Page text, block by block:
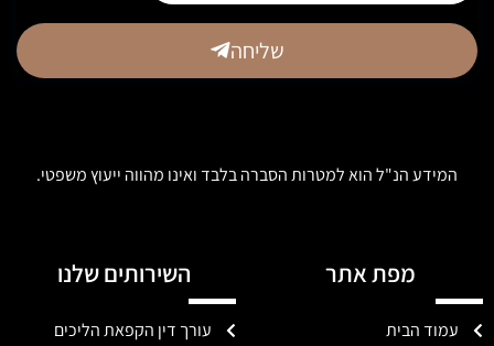
שליחה
המידע הנ"ל הוא למטרות הסברה בלבד ואינו מהווה ייעוץ משפטי.
מפת אתר
עמוד הבית
השירותים שלנו
עורך דין הקפאת הליכים